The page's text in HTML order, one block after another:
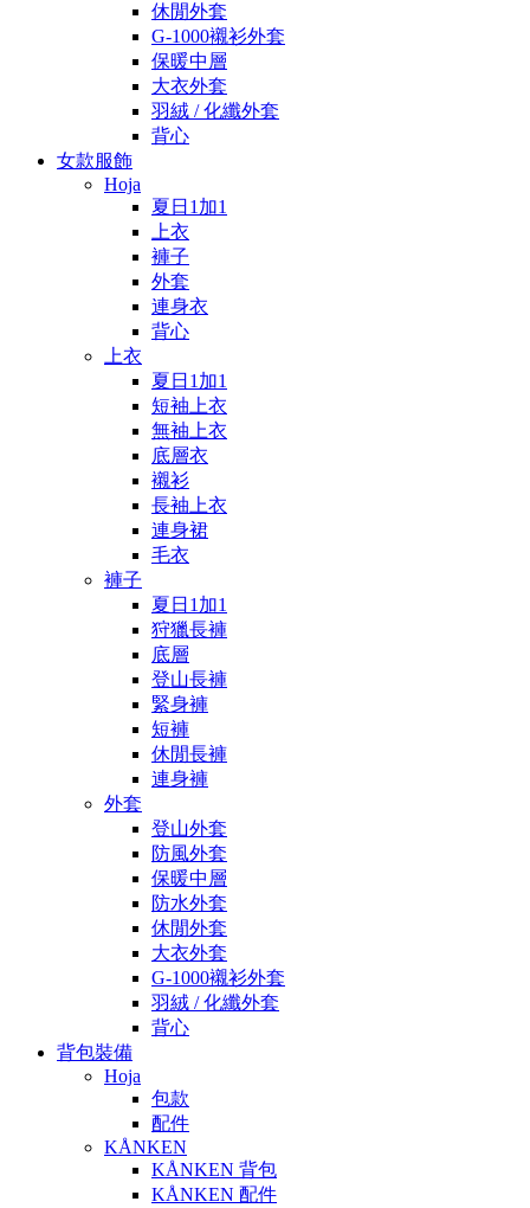
休閒外套
G-1000襯衫外套
保暖中層
大衣外套
羽絨 / 化纖外套
背心
女款服飾
Hoja
夏日1加1
上衣
褲子
外套
連身衣
背心
上衣
夏日1加1
短袖上衣
無袖上衣
底層衣
襯衫
長袖上衣
連身裙
毛衣
褲子
夏日1加1
狩獵長褲
底層
登山長褲
緊身褲
短褲
休閒長褲
連身褲
外套
登山外套
防風外套
保暖中層
防水外套
休閒外套
大衣外套
G-1000襯衫外套
羽絨 / 化纖外套
背心
背包裝備
Hoja
包款
配件
KÅNKEN
KÅNKEN 背包
KÅNKEN 配件